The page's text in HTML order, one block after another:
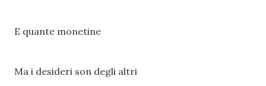
E quante monetine
Ma i desideri son degli altri